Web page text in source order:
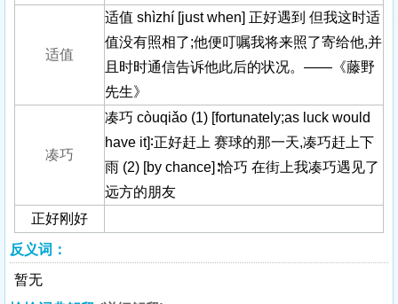
适值
适值 shìzhí [just when] 正好遇到 但我这时适
值没有照相了;他便叮嘱我将来照了寄给他,并
且时时通信告诉他此后的状况。——《藤野
先生》
凑巧
凑巧 còuqiǎo (1) [fortunately;as luck would
have it]∶正好赶上 赛球的那一天,凑巧赶上下
雨 (2) [by chance]∶恰巧 在街上我凑巧遇见了
远方的朋友
正好刚好
反义词：
暂无